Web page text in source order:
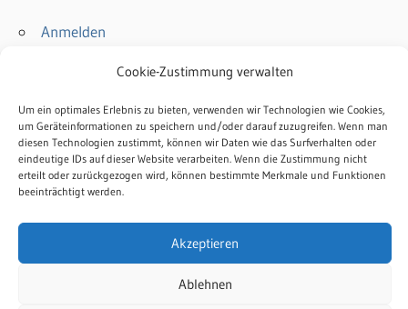
Cookie-Zustimmung verwalten
Um ein optimales Erlebnis zu bieten, verwenden wir Technologien wie Cookies,
um Geräteinformationen zu speichern und/oder darauf zuzugreifen. Wenn man
diesen Technologien zustimmt, können wir Daten wie das Surfverhalten oder
eindeutige IDs auf dieser Website verarbeiten. Wenn die Zustimmung nicht
erteilt oder zurückgezogen wird, können bestimmte Merkmale und Funktionen
beeinträchtigt werden.
Akzeptieren
Ablehnen
Anmelden
WordPress.org
Kontakt
Impressum